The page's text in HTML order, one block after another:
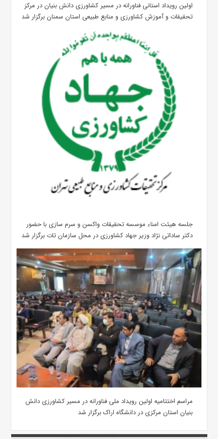
اولین رویداد استانی فناورانه در مسیر کشاورزی دانش بنیان در مرکز
تحقیقات و آموزش کشاورزی و منابع طبیعی استان سمنان برگزار شد
جلسه هیئت امناء موسسه تحقیقات واکسن و سرم سازی با حضور
دکتر ساداتی نژاد وزیر جهاد کشاورزی در محل سازمان تات برگزار شد
مراسم اختتامیه اولین رویداد ملی فناورانه در مسیر کشاورزی دانش
بنیان استان مرکزی در دانشگاه اراک برگزار شد